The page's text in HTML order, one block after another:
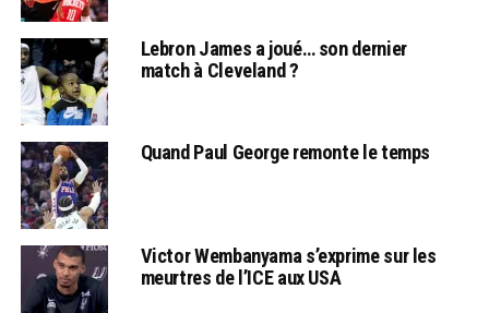
Lebron James a joué… son dernier
match à Cleveland ?
Quand Paul George remonte le temps
Victor Wembanyama s’exprime sur les
meurtres de l’ICE aux USA